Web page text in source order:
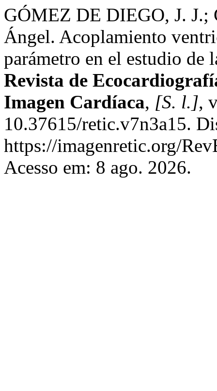
GÓMEZ DE DIEGO, J.
Ángel. Acoplamiento
parámetro en el estudio
Revista de
Imagen Cardíaca, [S. l.],
10.37615/retic.v7n3a15.
https://imagenretic.org/
Acesso em: 8 ago. 2026.